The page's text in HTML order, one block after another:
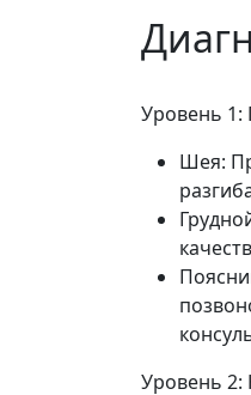
Уровень
Шея:
Уровень 2: